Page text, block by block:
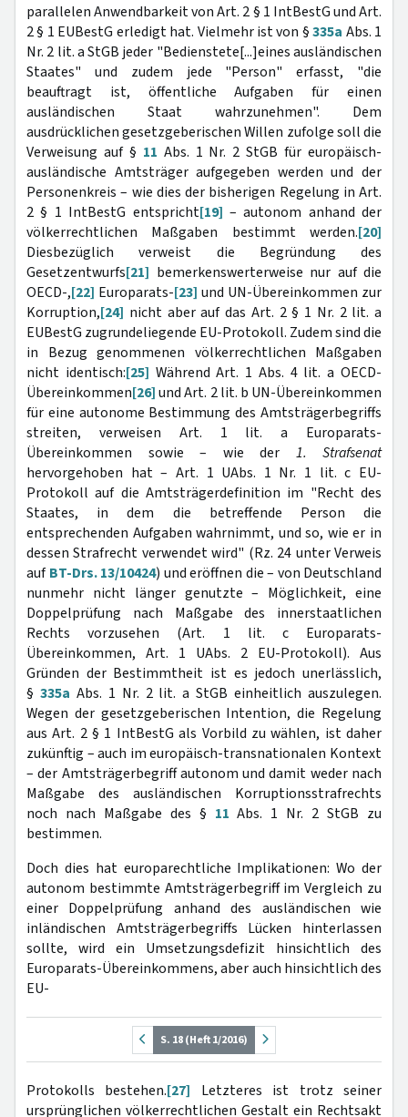
parallelen Anwendbarkeit von Art. 2 § 1 IntBestG und Art.
2 § 1 EUBestG erledigt hat. Vielmehr ist von §335a Abs. 1
Nr. 2 lit. a StGB jeder "Bedienstete[...]eines ausländischen
Staates" und zudem jede "Person" erfasst, "die
beauftragt ist, öffentliche Aufgaben für einen
ausländischen Staat wahrzunehmen". Dem
ausdrücklichen gesetzgeberischen Willen zufolge soll die
Verweisung auf § 11 Abs. 1 Nr. 2 StGB für europäisch-
ausländische Amtsträger aufgegeben werden und der
Personenkreis – wie dies der bisherigen Regelung in Art.
2 § 1 IntBestG entspricht[19] – autonom anhand der
völkerrechtlichen Maßgaben bestimmt werden.[20]
Diesbezüglich verweist die Begründung des
Gesetzentwurfs[21] bemerkenswerterweise nur auf die
OECD-,[22] Europarats-[23] und UN-Übereinkommen zur
Korruption,[24] nicht aber auf das Art. 2 § 1 Nr. 2 lit. a
EUBestG zugrundeliegende EU-Protokoll. Zudem sind die
in Bezug genommenen völkerrechtlichen Maßgaben
nicht identisch:[25] Während Art. 1 Abs. 4 lit. a OECD-
Übereinkommen[26]und Art. 2 lit. b UN-Übereinkommen
für eine autonome Bestimmung des Amtsträgerbegriffs
streiten, verweisen Art. 1 lit. a Europarats-
Übereinkommen sowie – wie der 1. Strafsenat
hervorgehoben hat – Art. 1 UAbs. 1 Nr. 1 lit. c EU-
Protokoll auf die Amtsträgerdefinition im "Recht des
Staates, in dem die betreffende Person die
entsprechenden Aufgaben wahrnimmt, und so, wie er in
dessen Strafrecht verwendet wird" (Rz. 24 unter Verweis
aufBT-Drs. 13/10424) und eröffnen die – von Deutschland
nunmehr nicht länger genutzte – Möglichkeit, eine
Doppelprüfung nach Maßgabe des innerstaatlichen
Rechts vorzusehen (Art. 1 lit. c Europarats-
Übereinkommen, Art. 1 UAbs. 2 EU-Protokoll). Aus
Gründen der Bestimmtheit ist es jedoch unerlässlich,
§ 335a Abs. 1 Nr. 2 lit. a StGB einheitlich auszulegen.
Wegen der gesetzgeberischen Intention, die Regelung
aus Art. 2 § 1 IntBestG als Vorbild zu wählen, ist daher
zukünftig – auch im europäisch-transnationalen Kontext
– der Amtsträgerbegriff autonom und damit weder nach
Maßgabe des ausländischen Korruptionsstrafrechts
noch nach Maßgabe des § 11 Abs. 1 Nr. 2 StGB zu
bestimmen.
Doch dies hat europarechtliche Implikationen: Wo der
autonom bestimmte Amtsträgerbegriff im Vergleich zu
einer Doppelprüfung anhand des ausländischen wie
inländischen Amtsträgerbegriffs Lücken hinterlassen
sollte, wird ein Umsetzungsdefizit hinsichtlich des
Europarats-Übereinkommens, aber auch hinsichtlich des
EU-
S. 18 (Heft 1/2016)
Protokolls bestehen.[27] Letzteres ist trotz seiner
ursprünglichen völkerrechtlichen Gestalt ein Rechtsakt